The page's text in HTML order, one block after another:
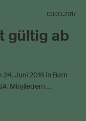
03.03.2017
gültig ab
Juni 2016 in Bern
Mitgliedern …